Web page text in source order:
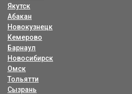
Якутск
Абакан
Новокузнецк
Кемерово
Барнаул
Новосибирск
Омск
Тольятти
Сызрань